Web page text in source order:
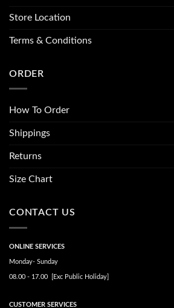
Store Location
Terms & Conditions
ORDER
How To Order
Shippings
Returns
Size Chart
CONTACT US
ONLINE SERVICES
Monday- Sunday
08.00 - 17.00 [Exc Public Holiday]
CUSTOMER SERVICES